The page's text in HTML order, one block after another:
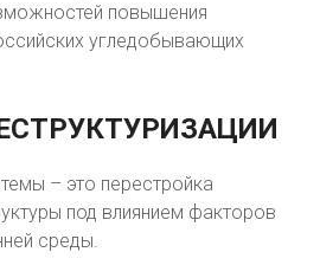
повышения
угледобывающих
– это перестройка
под влиянием факторов
среды.